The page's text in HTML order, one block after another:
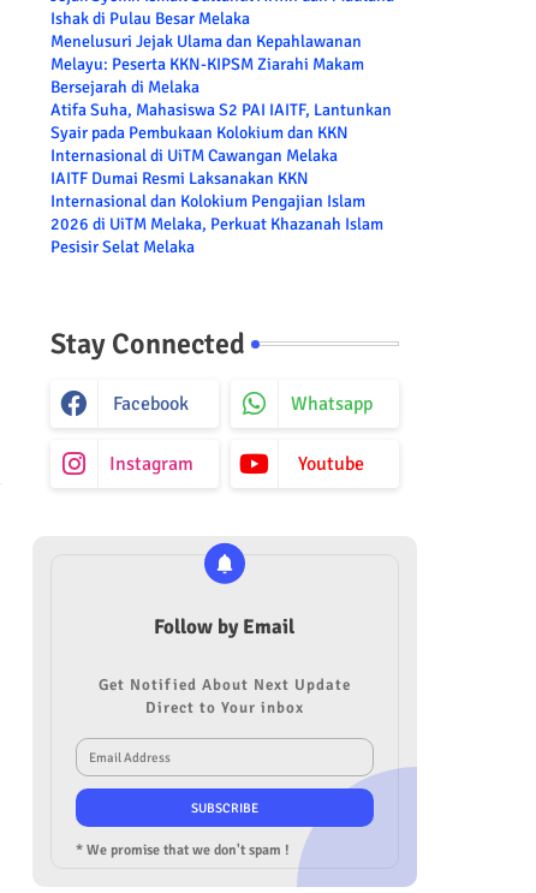
Ishak di Pulau Besar Melaka
Menelusuri Jejak Ulama dan Kepahlawanan
Melayu: Peserta KKN-KIPSM Ziarahi Makam
Bersejarah di Melaka
Atifa Suha, Mahasiswa S2 PAI IAITF, Lantunkan
Syair pada Pembukaan Kolokium dan KKN
Internasional di UiTM Cawangan Melaka
IAITF Dumai Resmi Laksanakan KKN
Internasional dan Kolokium Pengajian Islam
2026 di UiTM Melaka, Perkuat Khazanah Islam
Pesisir Selat Melaka
Stay Connected
Facebook Whatsapp
Instagram Youtube
Follow by Email
Get Notified About Next Update
Direct to Your inbox
* We promise that we don't spam !